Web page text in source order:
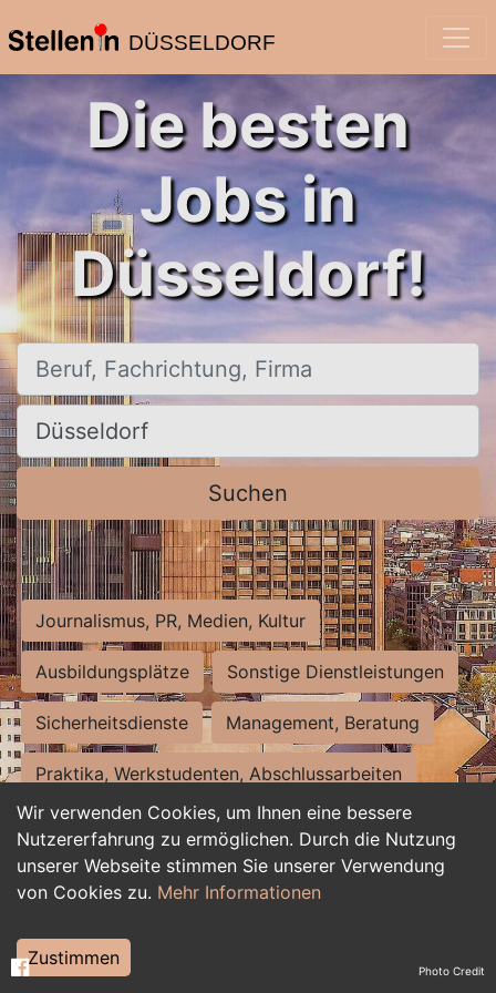
DÜSSELDORF
Wir verwenden Cookies, um Ihnen eine bessere
Nutzererfahrung zu ermöglichen. Durch die Nutzung
unserer Webseite stimmen Sie unserer Verwendung
von Cookies zu. Mehr Informationen
Zustimmen
Die besten
Jobs in
Düsseldorf!
Beruf, Fachrichtung, Firma
Ort, Stadt
Suchen
Journalismus, PR, Medien, Kultur
Ausbildungsplätze Sonstige Dienstleistungen
Sicherheitsdienste Management, Beratung
Praktika, Werkstudenten, Abschlussarbeiten
Personalwesen Assistenz, Sekretariat
Hilfskräfte, Aushilfs- und Nebenjobs
Weiterbildung, Studium, duale Ausbildung Photo Credit